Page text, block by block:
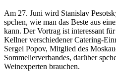
Am 27. Juni wird Stanislav
spchen, wie man das Beste aus
kann. Der Vortrag ist interessant
Kellner verschiedener Catering-
Sergei Popov, Mitglied des
Sommelierverbandes, darüber
Weinexperten brauchen.